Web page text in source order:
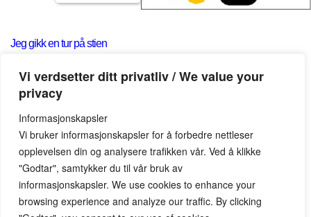
Vi verdsetter ditt privatliv / We value your
privacy
Informasjonskapsler
Vi bruker informasjonskapsler for å forbedre nettleser
opplevelsen din og analysere trafikken vår. Ved å klikke
"Godtar", samtykker du til vår bruk av
informasjonskapsler. We use cookies to enhance your
browsing experience and analyze our traffic. By clicking
Jeg gikk en tur på stien
Jeg søkte skogens ro.
Jeg søkte skogens ro.